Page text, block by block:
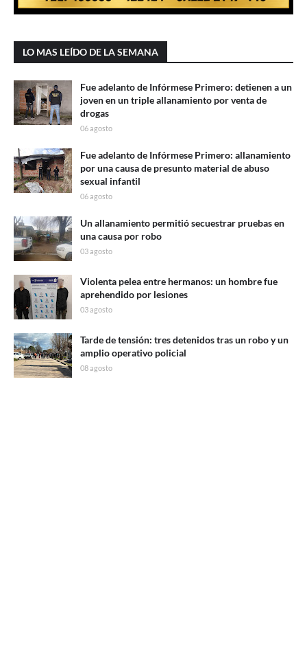
LO MAS LEÍDO DE LA SEMANA
Fue adelanto de Infórmese Primero: detienen a un
joven en un triple allanamiento por venta de
drogas
06 agosto
Fue adelanto de Infórmese Primero: allanamiento
por una causa de presunto material de abuso
sexual infantil
06 agosto
Un allanamiento permitió secuestrar pruebas en
una causa por robo
03 agosto
Violenta pelea entre hermanos: un hombre fue
aprehendido por lesiones
03 agosto
Tarde de tensión: tres detenidos tras un robo y un
amplio operativo policial
08 agosto